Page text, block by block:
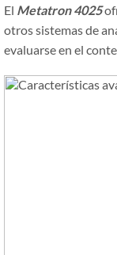
El Metatron 4025
otros sistemas de
evaluarse en el